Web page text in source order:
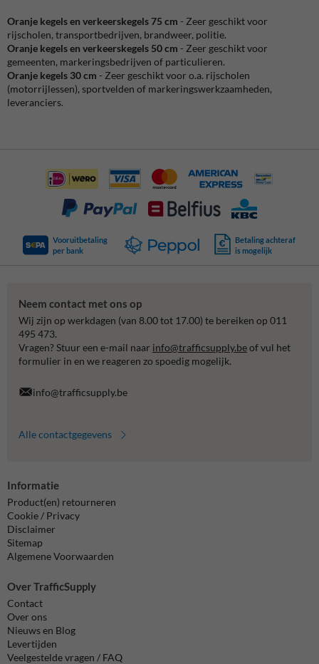
Oranje kegels en verkeerskegels 75 cm - Zeer geschikt voor
rijscholen, transportbedrijven, brandweer, politie.
Oranje kegelsen verkeerskegels 50 cm - Zeer geschikt voor
gemeenten, markeringsbedrijven of particulieren.
Oranje kegels 30 cm - Zeer geschikt voor o.a. rijscholen
(motorrijlessen), sportvelden of markeringswerkzaamheden,
leveranciers.
Vooruitbetaling
per bank
Betaling achteraf
is mogelijk
Neem contact met ons op
Wij zijn op werkdagen (van 8.00 tot 17.00) te bereiken op 011
495 473.
Vragen? Stuur een e-mail naar info@trafficsupply.beof vul het
formulier in en we reageren zo spoedig mogelijk.
info@trafficsupply.be
Alle contactgegevens
Informatie
Product(en) retourneren
Cookie / Privacy
Disclaimer
Sitemap
Algemene Voorwaarden
Over TrafficSupply
Contact
Over ons
Nieuws en Blog
Levertijden
Veelgestelde vragen / FAQ